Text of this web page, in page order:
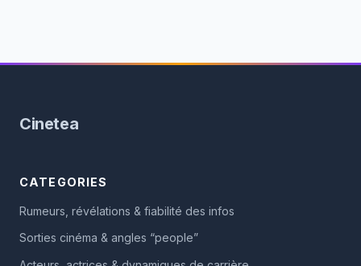
Cinetea
CATEGORIES
Rumeurs, révélations & fiabilité des infos
Sorties cinéma & angles “people”